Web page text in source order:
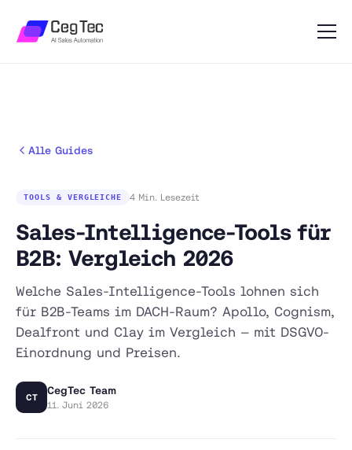
Alle Guides
TOOLS & VERGLEICHE 4 Min. Lesezeit
Sales-Intelligence-Tools für
B2B: Vergleich 2026
Welche Sales-Intelligence-Tools lohnen sich
für B2B-Teams im DACH-Raum? Apollo, Cognism,
Dealfront und Clay im Vergleich — mit DSGVO-
Einordnung und Preisen.
CT
CegTec Team
11. Juni 2026